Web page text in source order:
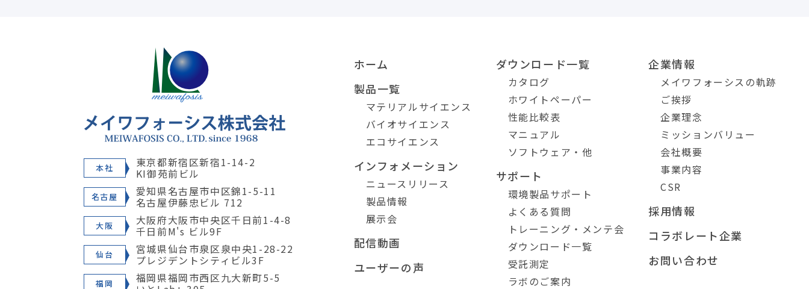
本社 東京都新宿区新宿1-14-2
KI御苑前ビル
名古屋 愛知県名古屋市中区錦1-5-11
名古屋伊藤忠ビル 712
大阪 大阪府大阪市中央区千日前1-4-8
千日前M's ビル9F
仙台 宮城県仙台市泉区泉中央1-28-22
プレジデントシティビル3F
福岡 福岡県福岡市西区九大新町5-5
ホーム
製品一覧
マテリアルサイエンス
バイオサイエンス
エコサイエンス
インフォメーション
ニュースリリース
製品情報
展示会
配信動画
ユーザーの声
ダウンロード一覧
カタログ
ホワイトペーパー
性能比較表
マニュアル
ソフトウェア・他
サポート
環境製品サポート
よくある質問
トレーニング・メンテ会
ダウンロード一覧
受託測定
ラボのご案内
企業情報
メイワフォーシスの軌跡
ご挨拶
企業理念
ミッションバリュー
会社概要
事業内容
CSR
採用情報
コラボレート企業
お問い合わせ